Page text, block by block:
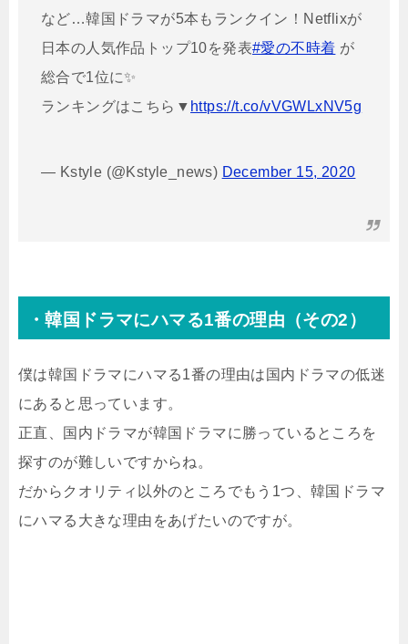
など…韓国ドラマが5本もランクイン！Netflixが
日本の人気作品トップ10を発表#愛の不時着 が
総合で1位に✨
ランキングはこちら▼ https://t.co/vVGWLxNV5g
— Kstyle (@Kstyle_news) December 15, 2020
・韓国ドラマにハマる1番の理由（その2）
僕は韓国ドラマにハマる1番の理由は国内ドラマの低迷
にあると思っています。
正直、国内ドラマが韓国ドラマに勝っているところを
探すのが難しいですからね。
だからクオリティ以外のところでもう1つ、韓国ドラマ
にハマる大きな理由をあげたいのですが。